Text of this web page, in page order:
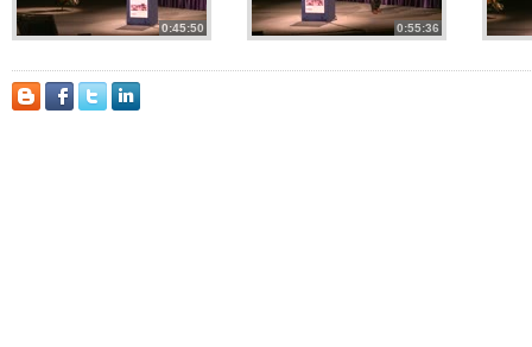
0:45:50 0:55:36